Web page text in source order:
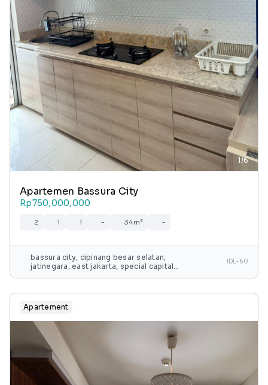
1/6
Apartemen Bassura City
Rp750,000,000
2 1 1 - 34m² -
bassura city, cipinang besar selatan,
jatinegara, east jakarta, special capital
IDL-60
Apartement